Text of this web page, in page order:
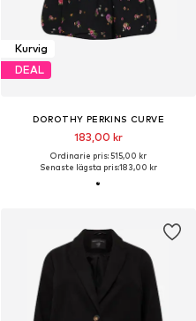
Kurvig
DEAL
DOROTHY PERKINS CURVE
183,00 kr
Ordinarie pris: 515,00 kr
Senaste lägsta pris:183,00 kr